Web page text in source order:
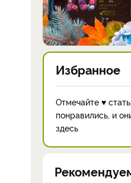
Избранное
Отмечайте ♥
понравились, и
здесь